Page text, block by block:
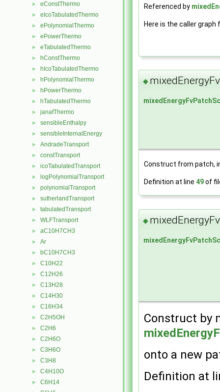
► eConstThermo
► eIcoTabulatedThermo
► ePolynomialThermo
► ePowerThermo
► eTabulatedThermo
► hConstThermo
► hIcoTabulatedThermo
► hPolynomialThermo
► hPowerThermo
► hTabulatedThermo
► janafThermo
► sensibleEnthalpy
► sensibleInternalEnergy
► AndradeTransport
► constTransport
► icoTabulatedTransport
► logPolynomialTransport
► polynomialTransport
► sutherlandTransport
► tabulatedTransport
► WLFTransport
► aC10H7CH3
► Ar
► bC10H7CH3
► C10H22
► C12H26
► C13H28
► C14H30
► C16H34
► C2H5OH
► C2H6
► C2H6O
► C3H6O
► C3H8
► C4H10O
► C6H14
Referenced by
Here is the caller
◆
Construct from patch,
Definition at line 49of
◆
Construct by
onto a new
Definition at